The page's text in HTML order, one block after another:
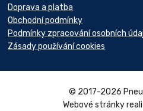
Doprava a platba
Obchodní podmínky
Podmínky zpracování osobních
Zásady používání cookies
© 2017-2026
Webové stránky